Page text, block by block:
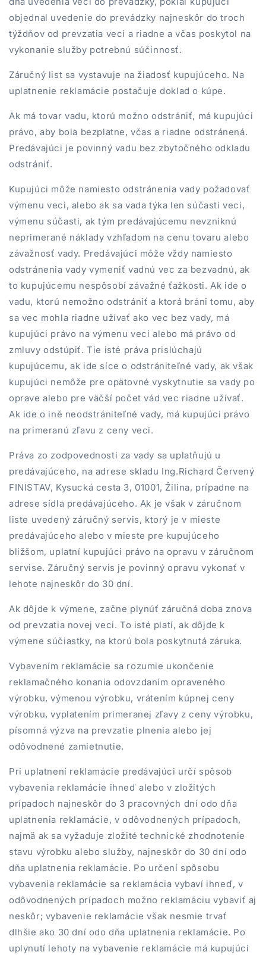
objednal uvedenie do prevádzky najneskôr do troch
týždňov od prevzatia veci a riadne a včas poskytol na
vykonanie služby potrebnú súčinnosť.
Záručný list sa vystavuje na žiadosť kupujúceho. Na
uplatnenie reklamácie postačuje doklad o kúpe.
Ak má tovar vadu, ktorú možno odstrániť, má kupujúci
právo, aby bola bezplatne, včas a riadne odstránená.
Predávajúci je povinný vadu bez zbytočného odkladu
odstrániť.
Kupujúci môže namiesto odstránenia vady požadovať
výmenu veci, alebo ak sa vada týka len súčasti veci,
výmenu súčasti, ak tým predávajúcemu nevzniknú
neprimerané náklady vzhľadom na cenu tovaru alebo
závažnosť vady. Predávajúci môže vždy namiesto
odstránenia vady vymeniť vadnú vec za bezvadnú, ak
to kupujúcemu nespôsobí závažné ťažkosti. Ak ide o
vadu, ktorú nemožno odstrániť a ktorá bráni tomu, aby
sa vec mohla riadne užívať ako vec bez vady, má
kupujúci právo na výmenu veci alebo má právo od
zmluvy odstúpiť. Tie isté práva prislúchajú
kupujúcemu, ak ide síce o odstrániteľné vady, ak však
kupujúci nemôže pre opätovné vyskytnutie sa vady po
oprave alebo pre väčší počet vád vec riadne užívať.
Ak ide o iné neodstrániteľné vady, má kupujúci právo
na primeranú zľavu z ceny veci.
Práva zo zodpovednosti za vady sa uplatňujú u
predávajúceho, na adrese skladu Ing.Richard Červený
FINISTAV, Kysucká cesta 3, 01001, Žilina, prípadne na
adrese sídla predávajúceho. Ak je však v záručnom
liste uvedený záručný servis, ktorý je v mieste
predávajúceho alebo v mieste pre kupujúceho
bližšom, uplatní kupujúci právo na opravu v záručnom
servise. Záručný servis je povinný opravu vykonať v
lehote najneskôr do 30 dní.
Ak dôjde k výmene, začne plynúť záručná doba znova
od prevzatia novej veci. To isté platí, ak dôjde k
výmene súčiastky, na ktorú bola poskytnutá záruka.
Vybavením reklamácie sa rozumie ukončenie
reklamačného konania odovzdaním opraveného
výrobku, výmenou výrobku, vrátením kúpnej ceny
výrobku, vyplatením primeranej zľavy z ceny výrobku,
písomná výzva na prevzatie plnenia alebo jej
odôvodnené zamietnutie.
Pri uplatnení reklamácie predávajúci určí spôsob
vybavenia reklamácie ihneď alebo v zložitých
prípadoch najneskôr do 3 pracovných dní odo dňa
uplatnenia reklamácie, v odôvodnených prípadoch,
najmä ak sa vyžaduje zložité technické zhodnotenie
stavu výrobku alebo služby, najneskôr do 30 dní odo
dňa uplatnenia reklamácie. Po určení spôsobu
vybavenia reklamácie sa reklamácia vybaví ihneď, v
odôvodnených prípadoch možno reklamáciu vybaviť aj
neskôr; vybavenie reklamácie však nesmie trvať
dlhšie ako 30 dní odo dňa uplatnenia reklamácie. Po
uplynutí lehoty na vybavenie reklamácie má kupujúci